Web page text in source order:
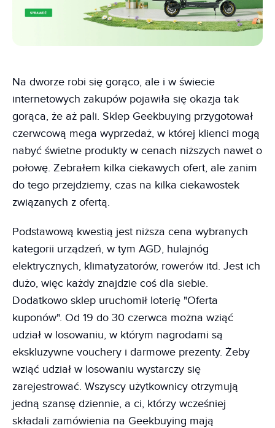
Na dworze robi się gorąco, ale i w świecie
internetowych zakupów pojawiła się okazja tak
gorąca, że aż pali. Sklep Geekbuying przygotował
czerwcową mega wyprzedaż, w której klienci mogą
nabyć świetne produkty w cenach niższych nawet o
połowę. Zebrałem kilka ciekawych ofert, ale zanim
do tego przejdziemy, czas na kilka ciekawostek
związanych z ofertą.
Podstawową kwestią jest niższa cena wybranych
kategorii urządzeń, w tym AGD, hulajnóg
elektrycznych, klimatyzatorów, rowerów itd. Jest ich
dużo, więc każdy znajdzie coś dla siebie.
Dodatkowo sklep uruchomił loterię "Oferta
kuponów". Od 19 do 30 czerwca można wziąć
udział w losowaniu, w którym nagrodami są
ekskluzywne vouchery i darmowe prezenty. Żeby
wziąć udział w losowaniu wystarczy się
zarejestrować. Wszyscy użytkownicy otrzymują
jedną szansę dziennie, a ci, którzy wcześniej
składali zamówienia na Geekbuying mają